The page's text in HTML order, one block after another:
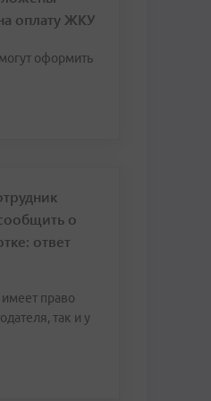
оплату ЖКУ
оформить
о
ответ
право
так и у